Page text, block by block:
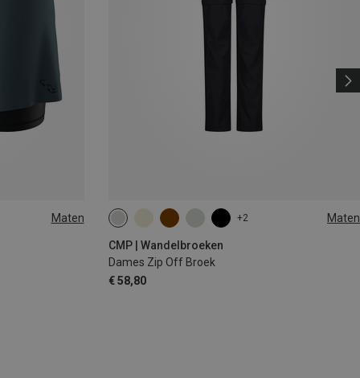
Maten +2 Maten
CMP | Wandelbroeken
Dames Zip Off Broek
€ 58,80